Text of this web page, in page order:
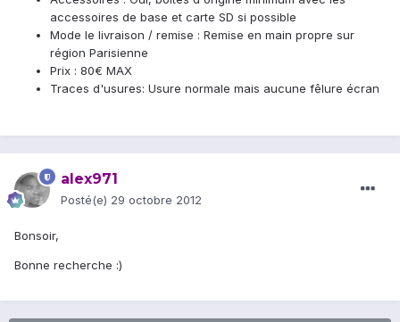
accessoires de base et carte SD si possible
Mode le livraison / remise : Remise en main propre sur
région Parisienne
Prix : 80€ MAX
Traces d'usures: Usure normale mais aucune fêlure écran
alex971
Posté(e) 29 octobre 2012
Bonsoir,
Bonne recherche :)